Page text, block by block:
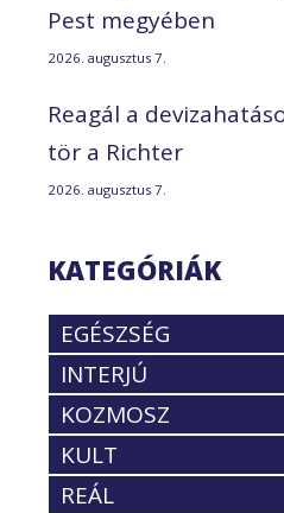
Pest megyében
2026. augusztus 7.
Reagál a
tör a Richter
2026. augusztus 7.
KATEGÓRIÁK
EGÉSZSÉG
INTERJÚ
KOZMOSZ
KULT
REÁL